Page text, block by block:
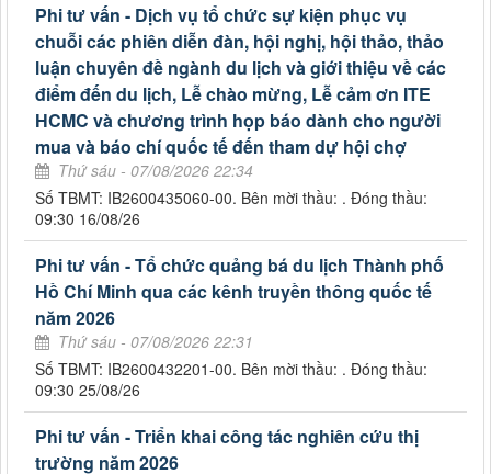
Phi tư vấn - Dịch vụ tổ chức sự kiện phục vụ
chuỗi các phiên diễn đàn, hội nghị, hội thảo, thảo
luận chuyên đề ngành du lịch và giới thiệu về các
điểm đến du lịch, Lễ chào mừng, Lễ cảm ơn ITE
HCMC và chương trình họp báo dành cho người
mua và báo chí quốc tế đến tham dự hội chợ
Thứ sáu - 07/08/2026 22:34
Số TBMT: IB2600435060-00. Bên mời thầu: . Đóng thầu:
09:30 16/08/26
Phi tư vấn - Tổ chức quảng bá du lịch Thành phố
Hồ Chí Minh qua các kênh truyền thông quốc tế
năm 2026
Thứ sáu - 07/08/2026 22:31
Số TBMT: IB2600432201-00. Bên mời thầu: . Đóng thầu:
09:30 25/08/26
Phi tư vấn - Triển khai công tác nghiên cứu thị
trường năm 2026